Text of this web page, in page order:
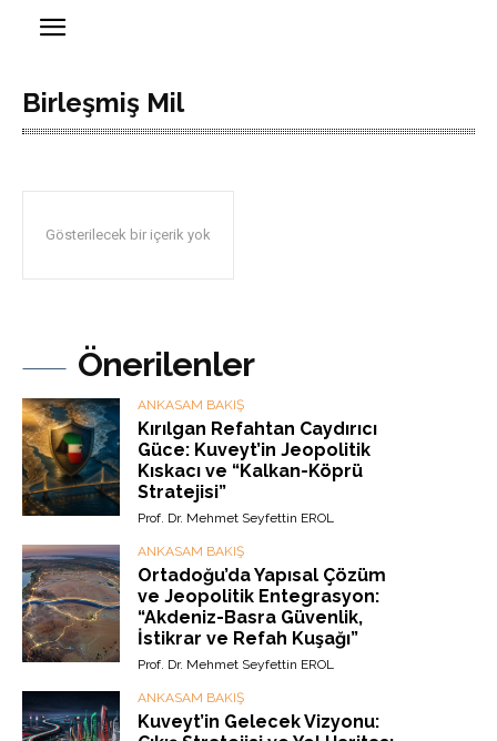
Birleşmiş Mil
Gösterilecek bir içerik yok
Önerilenler
ANKASAM BAKIŞ
Kırılgan Refahtan Caydırıcı
Güce: Kuveyt’in Jeopolitik
Kıskacı ve “Kalkan-Köprü
Stratejisi”
Prof. Dr. Mehmet Seyfettin EROL
ANKASAM BAKIŞ
Ortadoğu’da Yapısal Çözüm
ve Jeopolitik Entegrasyon:
“Akdeniz-Basra Güvenlik,
İstikrar ve Refah Kuşağı”
Prof. Dr. Mehmet Seyfettin EROL
ANKASAM BAKIŞ
Kuveyt’in Gelecek Vizyonu: